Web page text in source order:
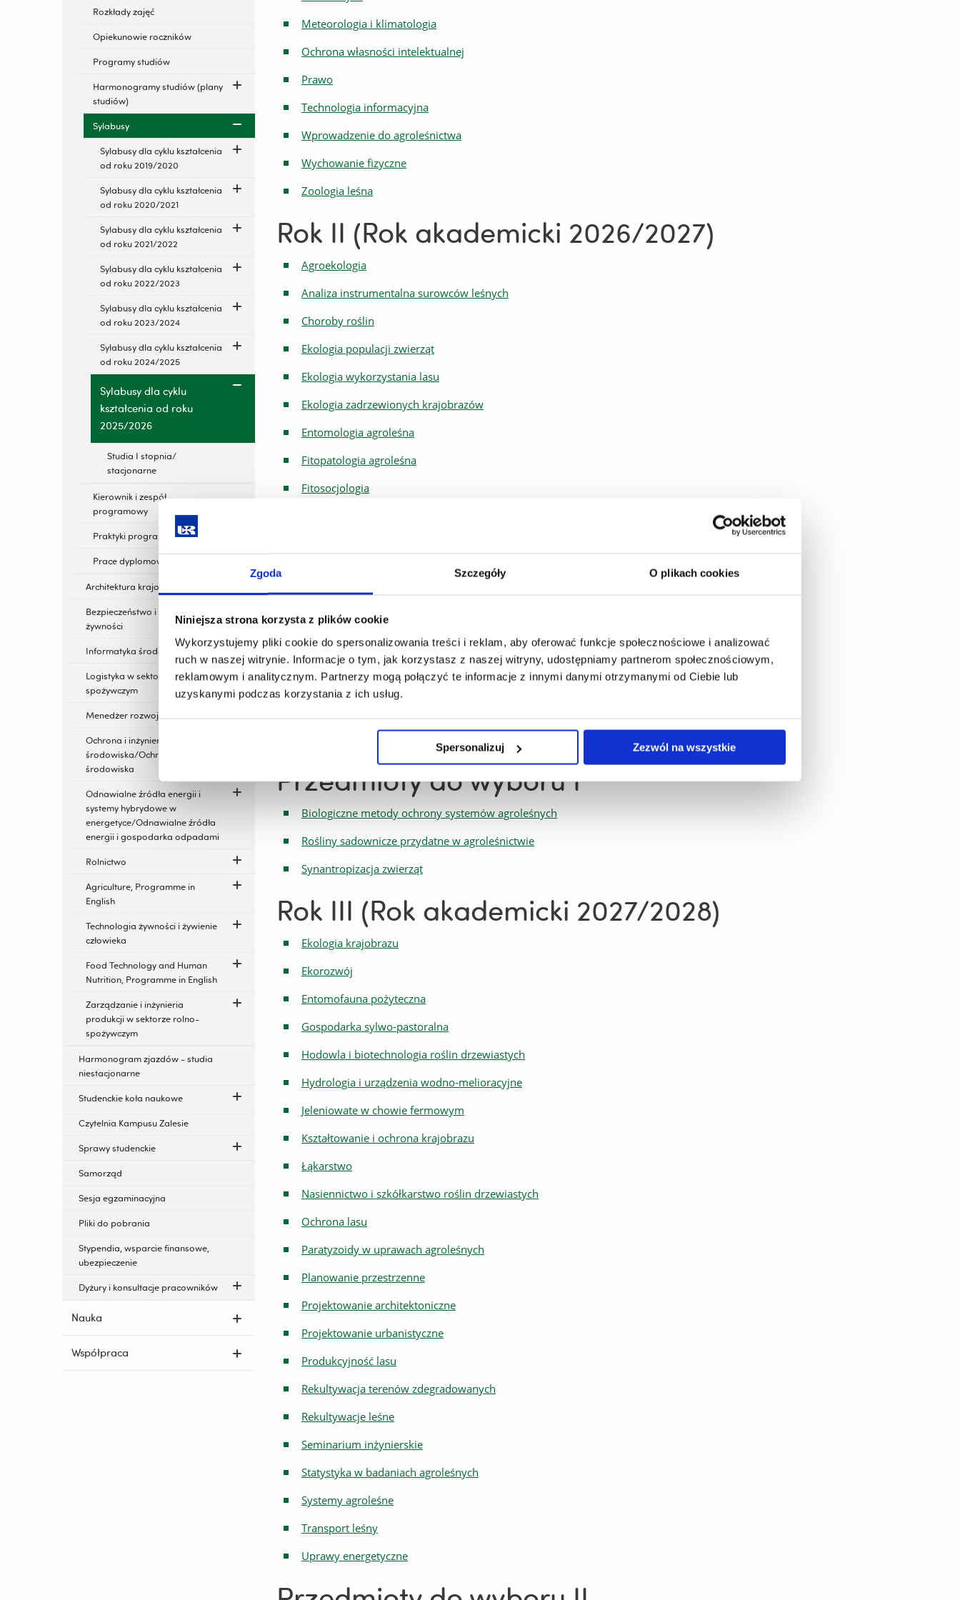
Zgoda Szczegóły O plikach cookies
Niniejsza strona korzysta z plików cookie
Wykorzystujemy pliki cookie do spersonalizowania treści i reklam, aby oferować funkcje społecznościowe i analizować
ruch w naszej witrynie. Informacje o tym, jak korzystasz z naszej witryny, udostępniamy partnerom społecznościowym,
reklamowym i analitycznym. Partnerzy mogą połączyć te informacje z innymi danymi otrzymanymi od Ciebie lub
uzyskanymi podczas korzystania z ich usług.
Spersonalizuj Zezwól na wszystkie
Rozkłady zajęć
Opiekunowie roczników
Programy studiów
Harmonogramy studiów (plany
studiów)
Sylabusy
Sylabusy dla cyklu kształcenia
od roku 2019/2020
Sylabusy dla cyklu kształcenia
od roku 2020/2021
Sylabusy dla cyklu kształcenia
od roku 2021/2022
Sylabusy dla cyklu kształcenia
od roku 2022/2023
Sylabusy dla cyklu kształcenia
od roku 2023/2024
Sylabusy dla cyklu kształcenia
od roku 2024/2025
Sylabusy dla cyklu
kształcenia od roku
2025/2026
Studia I stopnia/
stacjonarne
Kierownik i zespół
programowy
Praktyki programowe
Prace dyplomowe
Architektura krajobrazu
Bezpieczeństwo i certyfikacja
żywności
Informatyka środowiskowa
Logistyka w sektorze rolno-
spożywczym
Menedżer rozwoju produktu
Ochrona i inżynieria
środowiska/Ochrona
środowiska
Odnawialne źródła energii i
systemy hybrydowe w
energetyce/Odnawialne źródła
energii i gospodarka odpadami
Rolnictwo
Agriculture, Programme in
English
Technologia żywności i żywienie
człowieka
Food Technology and Human
Nutrition, Programme in English
Zarządzanie i inżynieria
produkcji w sektorze rolno-
spożywczym
Harmonogram zjazdów - studia
niestacjonarne
Studenckie koła naukowe
Czytelnia Kampusu Zalesie
Sprawy studenckie
Samorząd
Sesja egzaminacyjna
Pliki do pobrania
Stypendia, wsparcie finansowe,
ubezpieczenie
Dyżury i konsultacje pracowników
Nauka
Współpraca
Meteorologia i klimatologia
Ochrona własności intelektualnej
Prawo
Technologia informacyjna
Wprowadzenie do agroleśnictwa
Wychowanie fizyczne
Zoologia leśna
Rok II (Rok akademicki 2026/2027)
Agroekologia
Analiza instrumentalna surowców leśnych
Choroby roślin
Ekologia populacji zwierząt
Ekologia wykorzystania lasu
Ekologia zadrzewionych krajobrazów
Entomologia agroleśna
Fitopatologia agroleśna
Fitosocjologia
Podstawy agronomii
Podstawy genetyki i hodowli roślin
Surowce leśne
Szkodniki upraw agroleśnych
Przedmioty do wyboru I
Biologiczne metody ochrony systemów agroleśnych
Rośliny sadownicze przydatne w agroleśnictwie
Synantropizacja zwierząt
Rok III (Rok akademicki 2027/2028)
Ekologia krajobrazu
Ekorozwój
Entomofauna pożyteczna
Gospodarka sylwo-pastoralna
Hodowla i biotechnologia roślin drzewiastych
Hydrologia i urządzenia wodno-melioracyjne
Jeleniowate w chowie fermowym
Kształtowanie i ochrona krajobrazu
Łąkarstwo
Nasiennictwo i szkółkarstwo roślin drzewiastych
Ochrona lasu
Paratyzoidy w uprawach agroleśnych
Planowanie przestrzenne
Projektowanie architektoniczne
Projektowanie urbanistyczne
Produkcyjność lasu
Rekultywacja terenów zdegradowanych
Rekultywacje leśne
Seminarium inżynierskie
Statystyka w badaniach agroleśnych
Systemy agroleśne
Transport leśny
Uprawy energetyczne